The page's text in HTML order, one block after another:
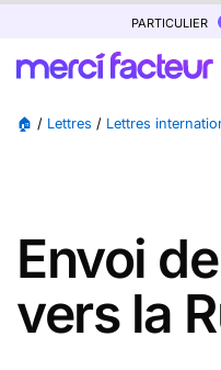
particulier
🏠 / Lettres / Lettres
Envoi
vers la